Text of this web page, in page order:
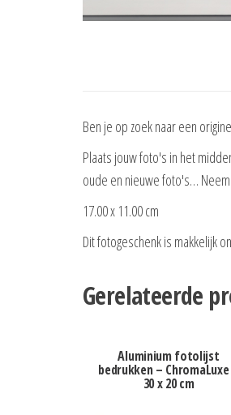
Ben je op zoek naar een
Plaats jouw foto's in het
oude en nieuwe foto's…
17.00 x 11.00 cm
Dit fotogeschenk is makkelijk
Gerelateerde
Aluminium fotolijst
bedrukken –
30 x 20 cm